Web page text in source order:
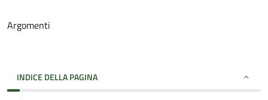
Argomenti
INDICE DELLA PAGINA